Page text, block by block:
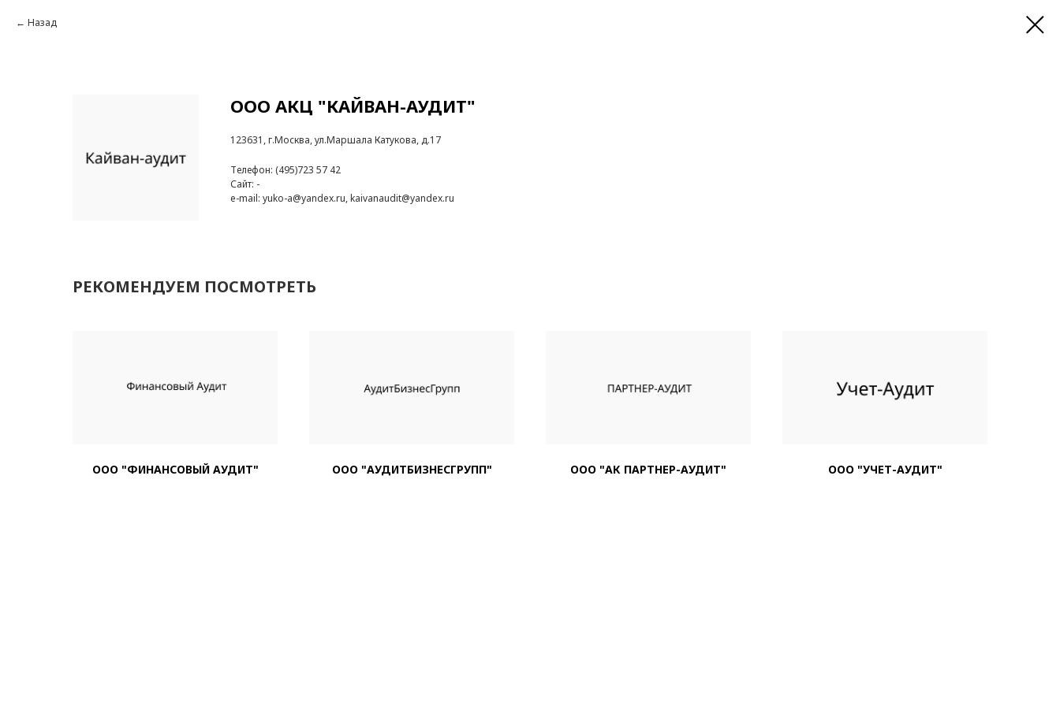
Назад
ООО АКЦ "КАЙВАН-АУДИТ"
123631, г.Москва, ул.Маршала Катукова, д.17
Телефон: (495)723 57 42
Сайт: -
e-mail: yuko-a@yandex.ru, kaivanaudit@yandex.ru
РЕКОМЕНДУЕМ ПОСМОТРЕТЬ
ООО "ФИНАНСОВЫЙ АУДИТ" ООО "АУДИТБИЗНЕСГРУПП" ООО "АК ПАРТНЕР-АУДИТ" ООО "УЧЕТ-АУДИТ"